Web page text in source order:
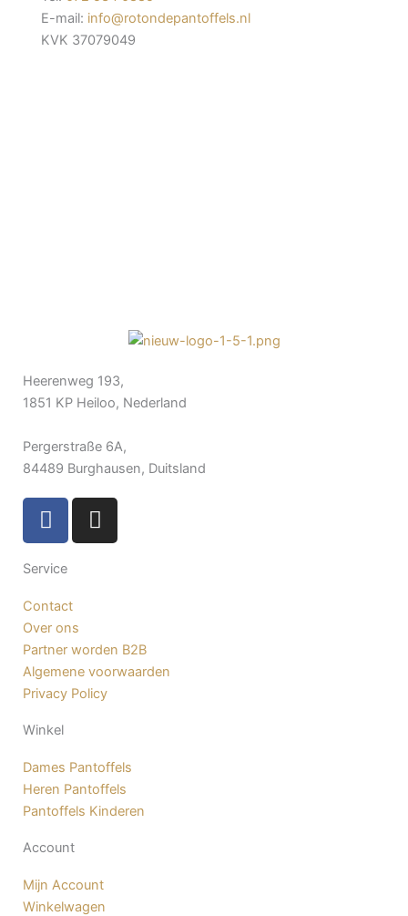
E-mail: info@rotondepantoffels.nl
KVK 37079049
Heerenweg 193,
1851 KP Heiloo, Nederland
Pergerstraße 6A,
84489 Burghausen, Duitsland
F
a
e
b
o
o
k
-
I
n
r
a
m
Service
Contact
Over ons
Partner worden B2B
Algemene voorwaarden
Privacy Policy
Winkel
Dames Pantoffels
Heren Pantoffels
Pantoffels Kinderen
Account
Mijn Account
Winkelwagen